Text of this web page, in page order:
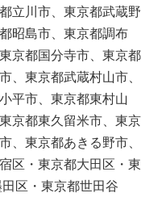
立川市、東京都武蔵野
昭島市、東京都調布
京都国分寺市、東京都
、東京都武蔵村山市、
平市、東京都東村山
京都東久留米市、東京
、東京都あきる野市、
区・東京都大田区・東
区・東京都世田谷